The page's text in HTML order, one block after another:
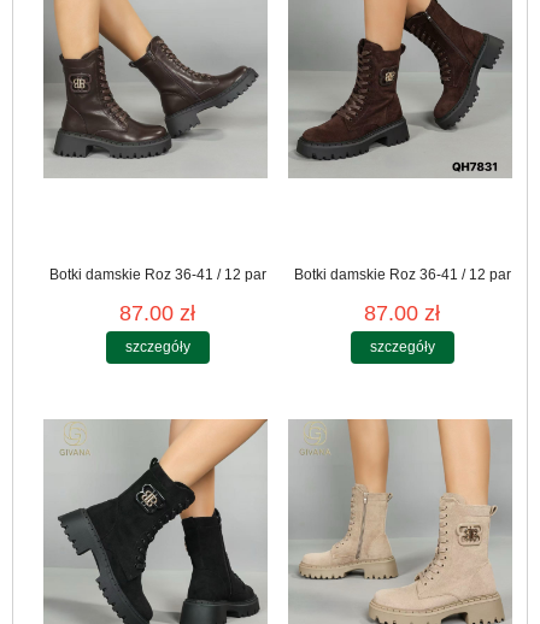
Botki damskie Roz 36-41 / 12 par
87.00 zł
szczegóły
Botki damskie Roz 36-41 / 12 par
87.00 zł
szczegóły